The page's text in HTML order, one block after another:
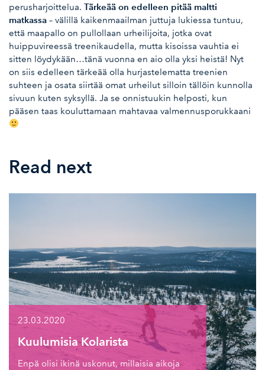
perusharjoittelua. Tärkeää on edelleen pitää maltti
matkassa – välillä kaikenmaailman juttuja lukiessa tuntuu,
että maapallo on pullollaan urheilijoita, jotka ovat
huippuvireessä treenikaudella, mutta kisoissa vauhtia ei
sitten löydykään…tänä vuonna en aio olla yksi heistä! Nyt
on siis edelleen tärkeää olla hurjastelematta treenien
suhteen ja osata siirtää omat urheilut silloin tällöin kunnolla
sivuun kuten syksyllä. Ja se onnistuukin helposti, kun
pääsen taas kouluttamaan mahtavaa valmennusporukkaani
Read next
23.03.2020
Kuulumisia Kolarista
Enpä olisi ikinä uskonut, millaisia aikoja